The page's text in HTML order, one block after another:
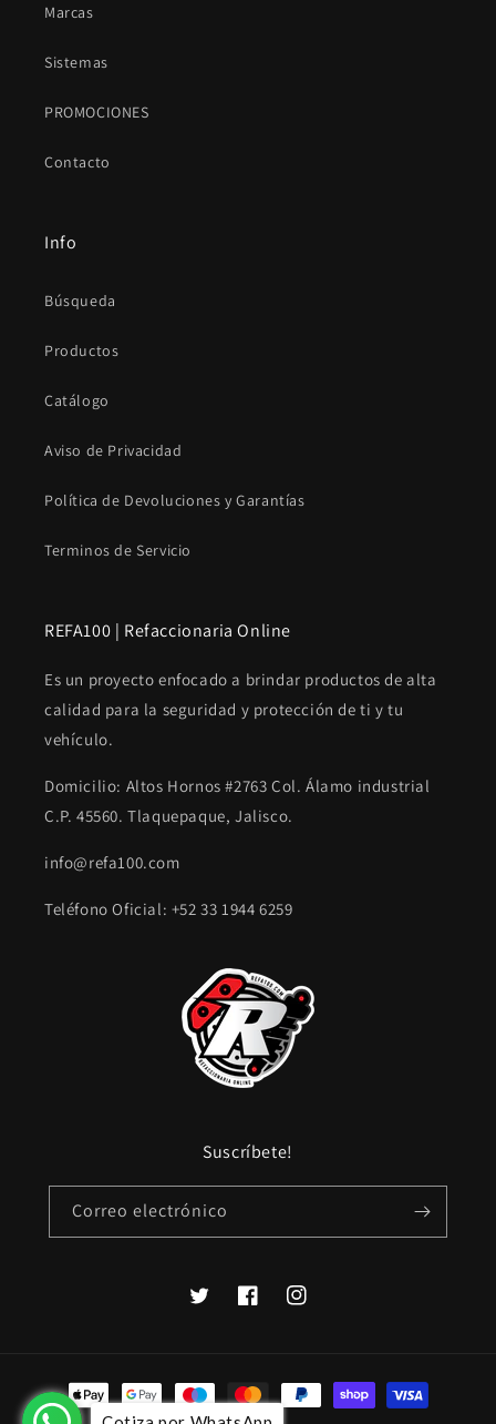
Marcas
Sistemas
PROMOCIONES
Contacto
Info
Búsqueda
Productos
Catálogo
Aviso de Privacidad
Política de Devoluciones y Garantías
Terminos de Servicio
REFA100 | Refaccionaria Online
Es un proyecto enfocado a brindar productos de alta
calidad para la seguridad y protección de ti y tu
vehículo.
Domicilio: Altos Hornos #2763 Col. Álamo industrial
C.P. 45560. Tlaquepaque, Jalisco.
info@refa100.com
Teléfono Oficial: +52 33 1944 6259
Suscríbete!
Correo electrónico
TwitterFacebookInstagram
Formas
de